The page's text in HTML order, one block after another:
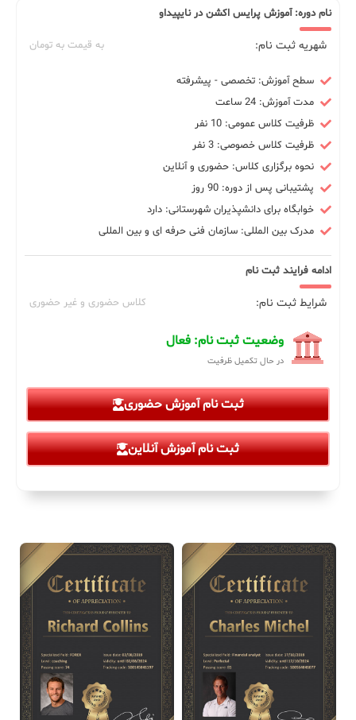
نام دوره: آموزش پرایس اکشن در نایپیداو
شهریه ثبت نام: به قیمت به تومان
سطح آموزش: تخصصی - پیشرفته
مدت آموزش: 24 ساعت
ظرفیت کلاس عمومی: 10 نفر
ظرفیت کلاس خصوصی: 3 نفر
نحوه برگزاری کلاس: حضوری و آنلاین
پشتیبانی پس از دوره: 90 روز
خوابگاه برای دانشپذیران شهرستانی: دارد
مدرک بین المللی: سازمان فنی حرفه ای و بین المللی
ادامه فرایند ثبت نام
شرایط ثبت نام: کلاس حضوری و غیر حضوری
وضعیت ثبت نام: فعال
در حال تکمیل ظرفیت
ثبت نام آموزش حضوری
ثبت نام آموزش آنلاین